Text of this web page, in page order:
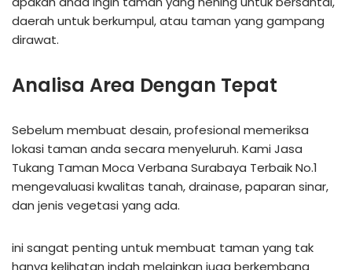
daerah untuk berkumpul, atau taman yang gampang
dirawat.
Analisa Area Dengan Tepat
Sebelum membuat desain, profesional memeriksa
lokasi taman anda secara menyeluruh. Kami Jasa
Tukang Taman Moca Verbana Surabaya Terbaik No.1
mengevaluasi kwalitas tanah, drainase, paparan sinar,
dan jenis vegetasi yang ada.
ini sangat penting untuk membuat taman yang tak
hanya kelihatan indah melainkan juga berkembang